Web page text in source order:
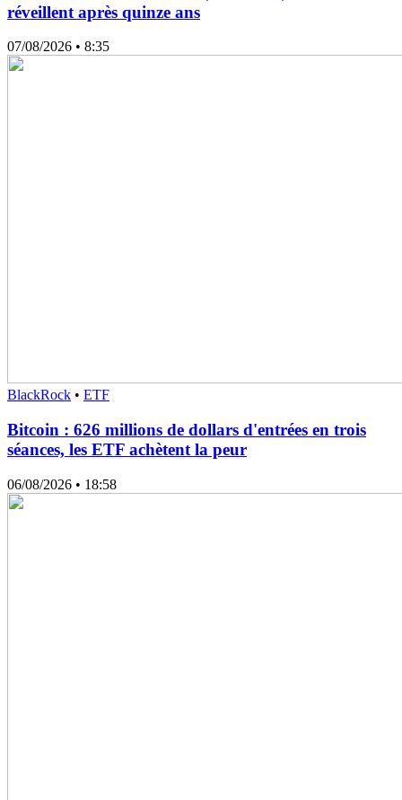
réveillent après quinze ans
07/08/2026 • 8:35
BlackRock • ETF
Bitcoin : 626 millions de dollars d'entrées en trois
séances, les ETF achètent la peur
06/08/2026 • 18:58